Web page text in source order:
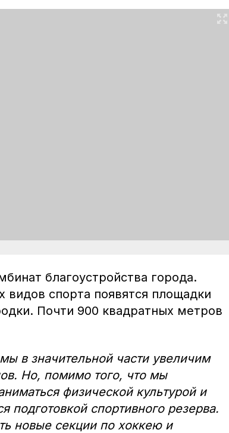
благоустройства города.
спорта появятся площадки
Почти 900 квадратных метров
в значительной части увеличим
Но, помимо того, что мы
физической культурой и
спортивного резерва.
новые секции по хоккею и